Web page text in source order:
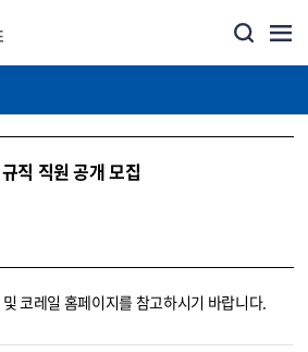
직 직원 공개 모집
코레일 홈페이지를 참고하시기 바랍니다.